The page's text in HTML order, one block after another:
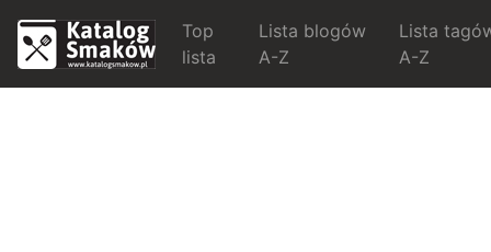
Top
lista
Lista blogów
A-Z
Lista
A-Z